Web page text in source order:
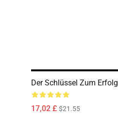
Der Schlüssel Zum Erfolg
17,02 £ $21.55